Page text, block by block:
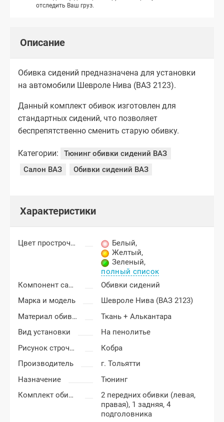
отследить Ваш груз.
Описание
Обивка сидений предназначена для установки
на автомобили Шевроле Нива (ВАЗ 2123).
Данный комплект обивок изготовлен для
стандартных сидений, что позволяет
беспрепятственно сменить старую обивку.
Категории:
Тюнинг обивки сидений ВАЗ
Салон ВАЗ
Обивки сидений ВАЗ
Характеристики
Цвет прострочки Белый,
Желтый,
Зеленый,
полный список
Компонент салона
Обивки сидений
Марка и модель
Шевроле Нива (ВАЗ 2123)
Материал обивки
Ткань + Алькантара
Вид установки
На пенолитье
Рисунок строчки
Кобра
Производитель
г. Тольятти
Назначение
Тюнинг
Комплект обивки
2 передних обивки (левая,
правая), 1 задняя, 4
подголовника